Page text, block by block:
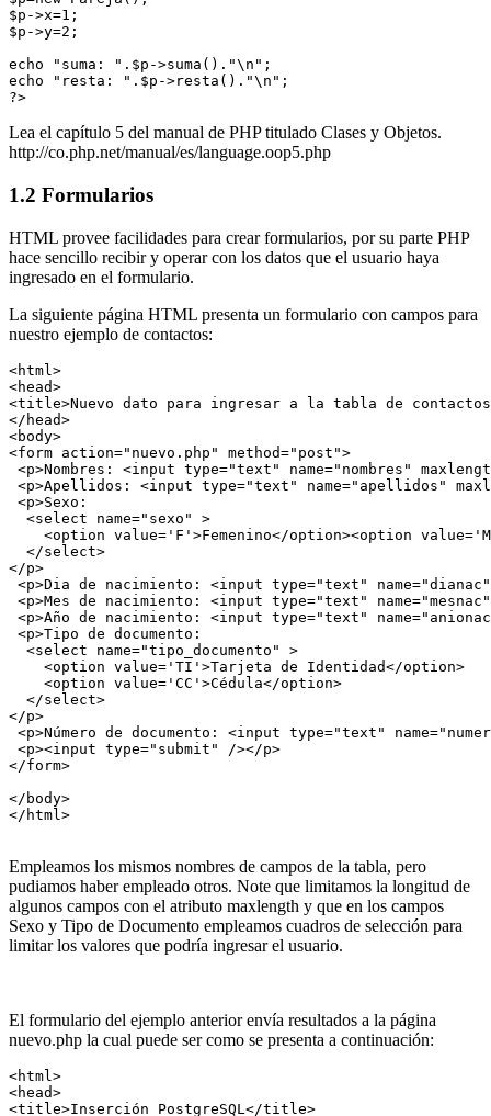
$p->x=1;
$p->y=2;
echo "suma: ".$p->suma()."\n";
echo "resta: ".$p->resta()."\n";
Lea el capítulo 5 del manual de PHP titulado Clases y Objetos.
http://co.php.net/manual/es/language.oop5.php
1.2 Formularios
HTML provee facilidades para crear formularios, por su parte PHP
hace sencillo recibir y operar con los datos que el usuario haya
ingresado en el formulario.
La siguiente página HTML presenta un formulario con campos para
nuestro ejemplo de contactos:
<html>
<head>
<title>Nuevo dato para ingresar a la tabla de
</head>
<body>
<form action="nuevo.php" method="post">
<p>Nombres: <input type="text" name="nombres"
<p>Apellidos: <input type="text" name="apellidos"
<p>Sexo:
  <select name="sexo" >
<option value='F'>Femenino</option><option
  </select>
</p>
<p>Dia de nacimiento: <input type="text"
<p>Mes de nacimiento: <input type="text"
<p>Año de nacimiento: <input type="text"
<p>Tipo de documento:
  <select name="tipo_documento" >
    <option value='TI'>Tarjeta de Identidad</option>
    <option value='CC'>Cédula</option>
  </select>
</p>
<p>Número de documento: <input type="text"
<p><input type="submit" /></p>
</form>
</body>
</html>
Empleamos los mismos nombres de campos de la tabla, pero
pudiamos haber empleado otros. Note que limitamos la longitud de
algunos campos con el atributo maxlength y que en los campos
Sexo y Tipo de Documento empleamos cuadros de selección para
limitar los valores que podría ingresar el usuario.
El formulario del ejemplo anterior envía resultados a la página
nuevo.php la cual puede ser como se presenta a continuación:
<html>
<head>
<title>Inserción PostgreSQL</title>